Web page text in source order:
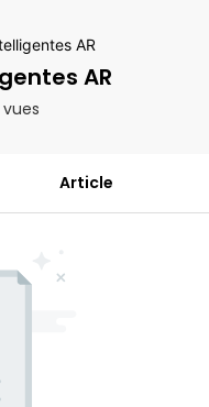
AR
AR
vues
Article